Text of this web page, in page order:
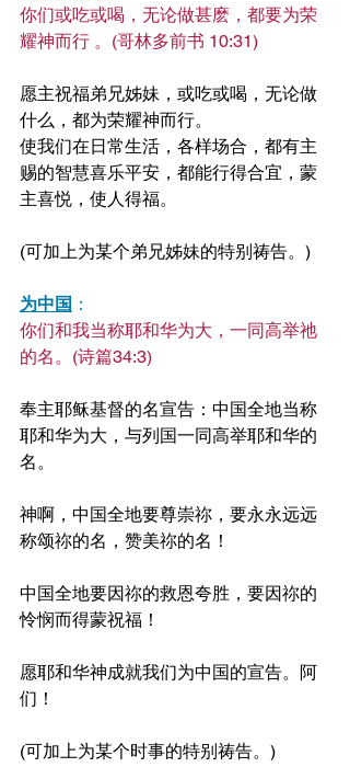
你们或吃或喝，无论做甚麽，都要为荣
耀神而行 。(哥林多前书 10:31)
愿主祝福弟兄姊妹，或吃或喝，无论做
什么，都为荣耀神而行。
使我们在日常生活，各样场合，都有主
赐的智慧喜乐平安，都能行得合宜，蒙
主喜悦，使人得福。
(可加上为某个弟兄姊妹的特别祷告。)
为中国 ：
你们和我当称耶和华为大，一同高举祂
的名。(诗篇34:3)
奉主耶稣基督的名宣告：中国全地当称
耶和华为大，与列国一同高举耶和华的
名。
神啊，中国全地要尊崇祢，要永永远远
称颂祢的名，赞美祢的名！
中国全地要因祢的救恩夸胜，要因祢的
怜悯而得蒙祝福！
愿耶和华神成就我们为中国的宣告。阿
们！
(可加上为某个时事的特别祷告。)